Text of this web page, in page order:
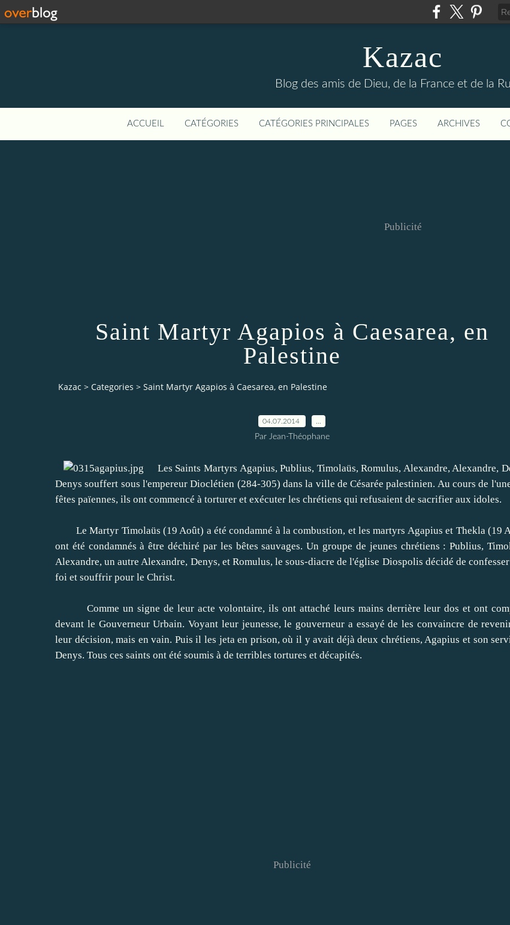
Kazac
Blog des amis de Dieu, de la France et de la
ACCUEIL CATÉGORIES CATÉGORIES PRINCIPALES PAGES ARCHIVES
Publicité
Saint Martyr Agapios à Caesarea, en
Palestine
Kazac > Categories > Saint Martyr Agapios à Caesarea, en Palestine
04.07.2014
Par Jean-Théophane
Les Saints Martyrs Agapius, Publius, Timolaüs, Romulus, Alexandre, Alexandre,
Denys souffert sous l'empereur Dioclétien (284-305) dans la ville de Césarée palestinien. Au cours de
fêtes païennes, ils ont commencé à torturer et exécuter les chrétiens qui refusaient de sacrifier aux idoles.
Le Martyr Timolaüs (19 Août) a été condamné à la combustion, et les martyrs Agapius et Thekla (19
ont été condamnés à être déchiré par les bêtes sauvages. Un groupe de jeunes chrétiens : Publius,
Alexandre, un autre Alexandre, Denys, et Romulus, le sous-diacre de l'église Diospolis décidé de
foi et souffrir pour le Christ.
Comme un signe de leur acte volontaire, ils ont attaché leurs mains derrière leur dos et ont
devant le Gouverneur Urbain. Voyant leur jeunesse, le gouverneur a essayé de les convaincre de
leur décision, mais en vain. Puis il les jeta en prison, où il y avait déjà deux chrétiens, Agapius et son
Denys. Tous ces saints ont été soumis à de terribles tortures et décapités.
Publicité